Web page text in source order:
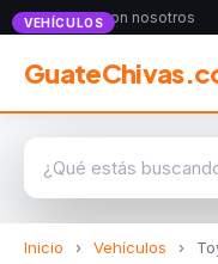
Anunciate con nosotros
Inicio › Vehículos ›
VEHÍCULOS